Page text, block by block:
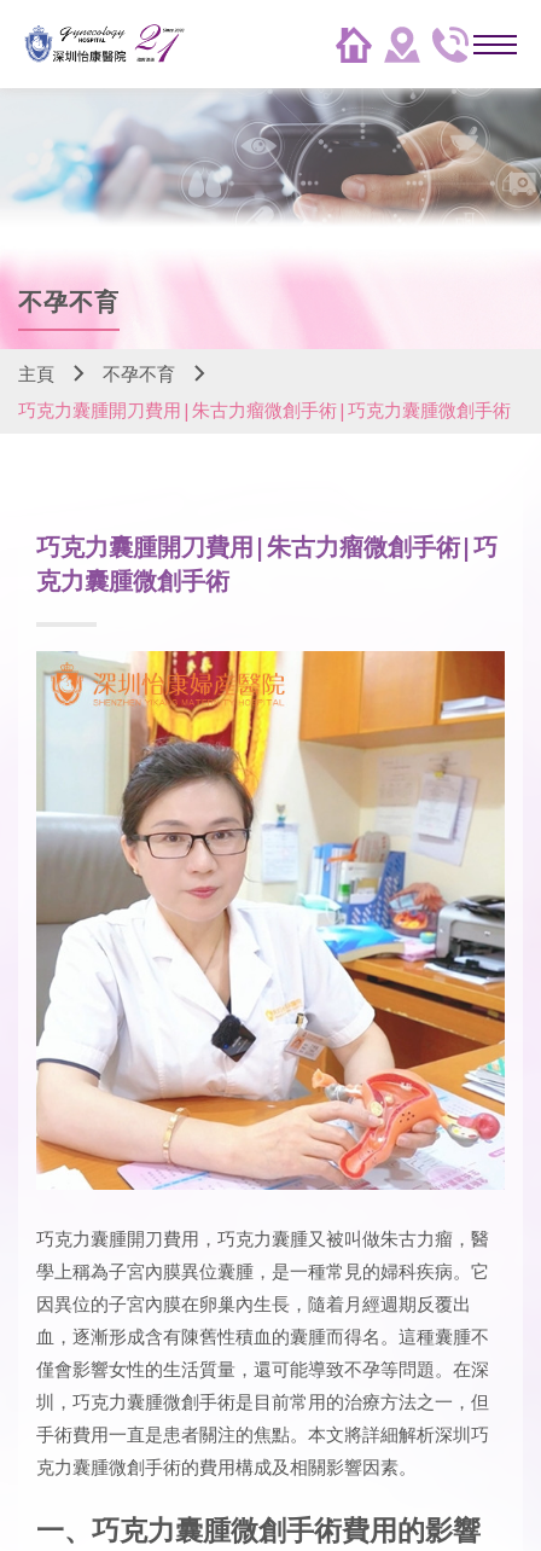
不孕不育
主頁
不孕不育
巧克力囊腫開刀費用|朱古力瘤微創手術|巧克力囊腫微創手術
巧克力囊腫開刀費用|朱古力瘤微創手術|巧
克力囊腫微創手術
巧克力囊腫開刀費用 ，巧克力囊腫又被叫做朱古力瘤，醫
學上稱為子宮內膜異位囊腫，是一種常見的婦科疾病。它
因異位的子宮內膜在卵巢內生長，隨着月經週期反覆出
血，逐漸形成含有陳舊性積血的囊腫而得名。這種囊腫不
僅會影響女性的生活質量，還可能導致不孕等問題。在深
圳，巧克力囊腫微創手術是目前常用的治療方法之一，但
手術費用一直是患者關注的焦點。本文將詳細解析深圳巧
克力囊腫微創手術的費用構成及相關影響因素。
一、巧克力囊腫微創手術費用的影響